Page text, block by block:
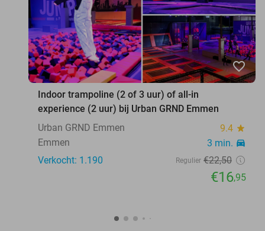
favorite_border
Indoor trampoline (2 of 3 uur) of all-in
experience (2 uur) bij Urban GRND Emmen
Urban GRND Emmen
9.4 star
Emmen 3 min. directions_car
Verkocht: 1.190 Regulier €22,50
€16,95